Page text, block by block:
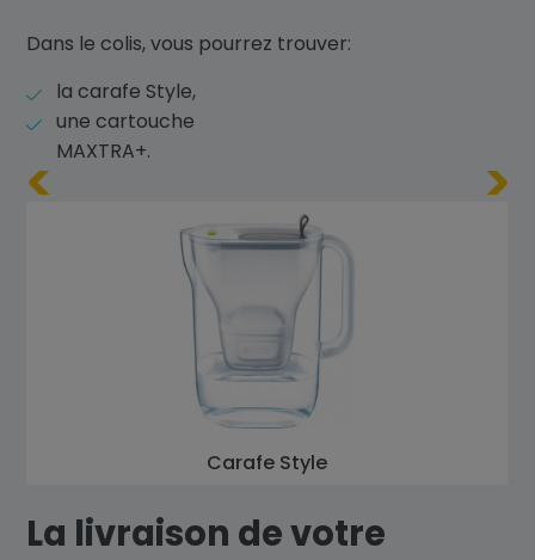
Dans le colis, vous pourrez trouver:
la carafe Style,
une cartouche
MAXTRA+.
Carafe Style
La livraison de votre